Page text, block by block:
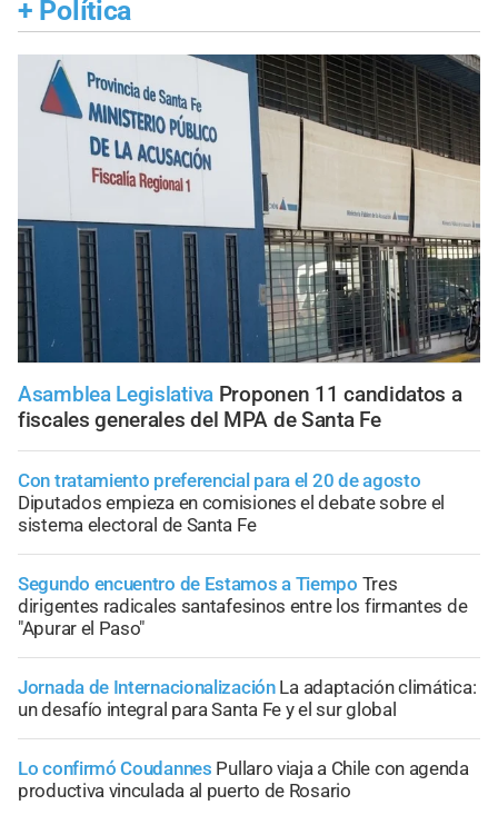
+ Política
Asamblea Legislativa Proponen 11 candidatos a
fiscales generales del MPA de Santa Fe
Con tratamiento preferencial para el 20 de agosto
Diputados empieza en comisiones el debate sobre el
sistema electoral de Santa Fe
Segundo encuentro de Estamos a Tiempo Tres
dirigentes radicales santafesinos entre los firmantes de
"Apurar el Paso"
Jornada de Internacionalización La adaptación climática:
un desafío integral para Santa Fe y el sur global
Lo confirmó Coudannes Pullaro viaja a Chile con agenda
productiva vinculada al puerto de Rosario